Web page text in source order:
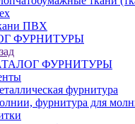
ПВХ
ФУРНИТУРЫ
ФУРНИТУРЫ
фурнитура
фурнитура для